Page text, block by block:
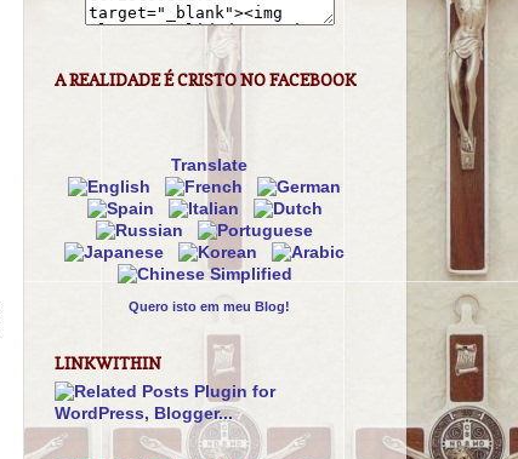
A REALIDADE É CRISTO NO FACEBOOK
Translate
Quero isto em meu Blog!
LINKWITHIN